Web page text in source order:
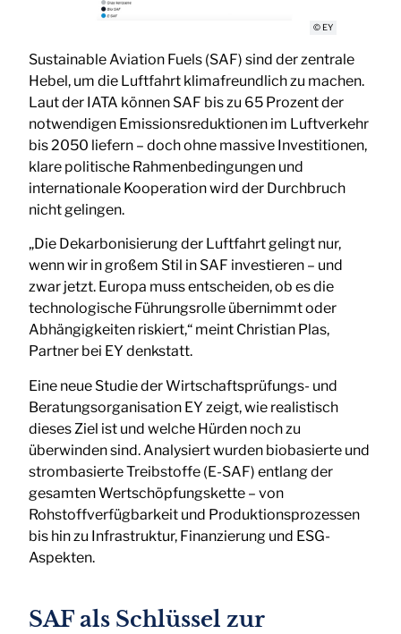
© EY
Sustainable Aviation Fuels (SAF) sind der zentrale
Hebel, um die Luftfahrt klimafreundlich zu machen.
Laut der IATA können SAF bis zu 65 Prozent der
notwendigen Emissionsreduktionen im Luftverkehr
bis 2050 liefern – doch ohne massive Investitionen,
klare politische Rahmenbedingungen und
internationale Kooperation wird der Durchbruch
nicht gelingen.
„Die Dekarbonisierung der Luftfahrt gelingt nur,
wenn wir in großem Stil in SAF investieren – und
zwar jetzt. Europa muss entscheiden, ob es die
technologische Führungsrolle übernimmt oder
Abhängigkeiten riskiert,“ meint Christian Plas,
Partner bei EY denkstatt.
Eine neue Studie der Wirtschaftsprüfungs- und
Beratungsorganisation EY zeigt, wie realistisch
dieses Ziel ist und welche Hürden noch zu
überwinden sind. Analysiert wurden biobasierte und
strombasierte Treibstoffe (E-SAF) entlang der
gesamten Wertschöpfungskette – von
Rohstoffverfügbarkeit und Produktionsprozessen
bis hin zu Infrastruktur, Finanzierung und ESG-
Aspekten.
SAF als Schlüssel zur